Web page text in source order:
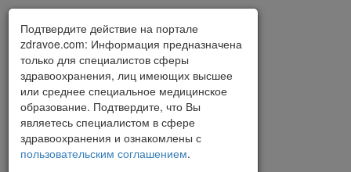
Подтвердите действие на портале
zdravoe.com: Информация предназначена
только для специалистов сферы
здравоохранения, лиц имеющих высшее
или среднее специальное медицинское
образование. Подтвердите, что Вы
являетесь специалистом в сфере
здравоохранения и ознакомлены с
пользовательским соглашением.